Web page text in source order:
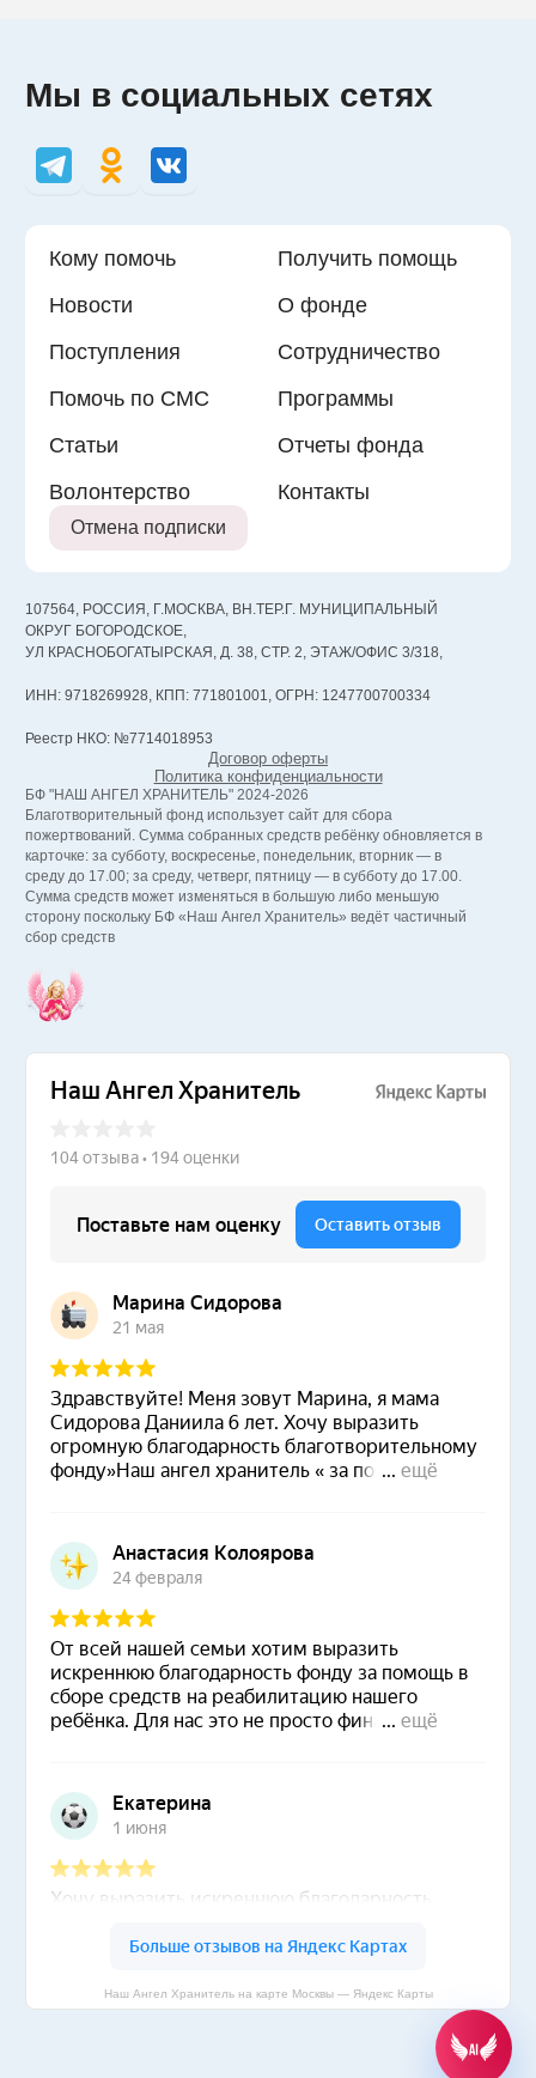
Мы в социальных сетях
Кому помочь
Получить помощь
Новости
О фонде
Поступления
Сотрудничество
Помочь по СМС
Программы
Статьи
Отчеты фонда
Волонтерство
Контакты
Отмена подписки
107564, РОССИЯ, Г.МОСКВА, ВН.ТЕР.Г. МУНИЦИПАЛЬНЫЙ
ОКРУГ БОГОРОДСКОЕ,
УЛ КРАСНОБОГАТЫРСКАЯ, Д. 38, СТР. 2, ЭТАЖ/ОФИС 3/318,
ИНН: 9718269928, КПП: 771801001, ОГРН: 1247700700334
Реестр НКО: №7714018953
Договор оферты
Политика конфиденциальности
БФ "НАШ АНГЕЛ ХРАНИТЕЛЬ" 2024-2026
Благотворительный фонд использует сайт для сбора
пожертвований. Сумма собранных средств ребёнку обновляется в
карточке: за субботу, воскресенье, понедельник, вторник — в
среду до 17.00; за среду, четверг, пятницу — в субботу до 17.00.
Сумма средств может изменяться в большую либо меньшую
сторону поскольку БФ «Наш Ангел Хранитель» ведёт частичный
сбор средств
Наш Ангел Хранитель на карте Москвы — Яндекс Карты